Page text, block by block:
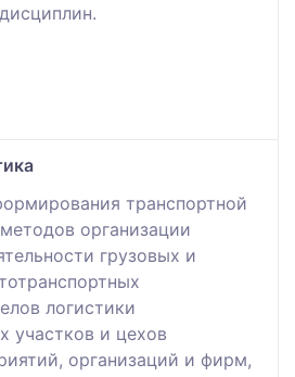
транспортной
организации
грузовых и
логистики
участков и цехов
организаций и фирм,